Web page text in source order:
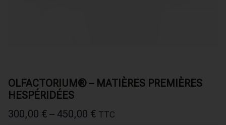
OLFACTORIUM® – MATIÈRES PREMIÈRES
HESPÉRIDÉES
300,00 € – 450,00 € TTC